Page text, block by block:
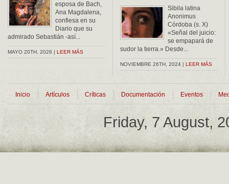
esposa de Bach,
Ana Magdalena,
confiesa en su
Diario que su
admirado Sebastián -así...
MAYO 20TH, 2026 | LEER MÁS
Sibila latina
Anonimus
Córdoba (s. X)
«Señal del juicio:
se empapará de
sudor la tierra.» Desde...
NOVIEMBRE 26TH, 2024 | LEER MÁS
Inicio Artículos Críticas Documentación Eventos
Friday, 7 August,